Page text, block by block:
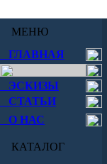
МЕНЮ
ГЛАВНАЯ
ЭСКИЗЫ
СТАТЬИ
О НАС
КАТАЛОГ